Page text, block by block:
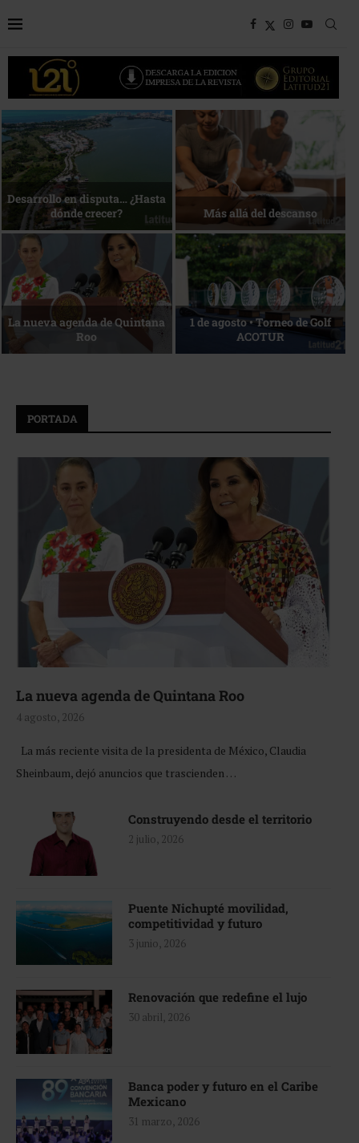
Bottega, un viaje servido a la
mesa
Energía que Impulsa la
competitividad
Reconocimiento de viajeros La esencia del servicio
PORTADA
La nueva agenda de Quintana Roo
4 agosto, 2026
La más reciente visita de la presidenta de México, Claudia
Sheinbaum, dejó anuncios que trascienden …
Construyendo desde el territorio
2 julio, 2026
Puente Nichupté movilidad,
competitividad y futuro
3 junio, 2026
Renovación que redefine el lujo
30 abril, 2026
Banca poder y futuro en el Caribe
Mexicano
31 marzo, 2026